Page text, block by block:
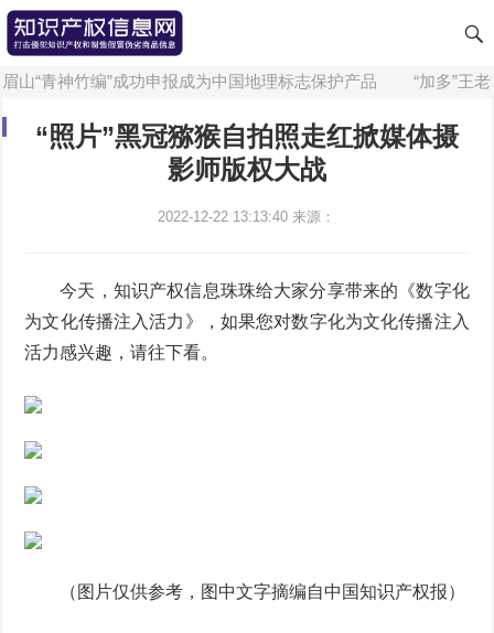
山“青神竹编”成功申报成为中国地理标志保护产品 “加多”王
“照片”黑冠猕猴自拍照走红掀媒体摄
影师版权大战
2022-12-22 13:13:40 来源：
今天，知识产权信息珠珠给大家分享带来的《数字化
为文化传播注入活力》，如果您对数字化为文化传播注入
活力感兴趣，请往下看。
（图片仅供参考，图中文字摘编自中国知识产权报）